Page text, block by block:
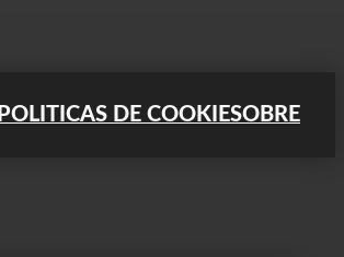
POLITICAS DE COOKIESOBRE